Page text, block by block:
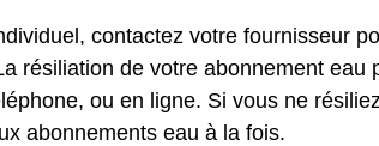
contactez votre fournisseur
résiliation de votre abonnement eau
ou en ligne. Si vous ne
abonnements eau à la fois.